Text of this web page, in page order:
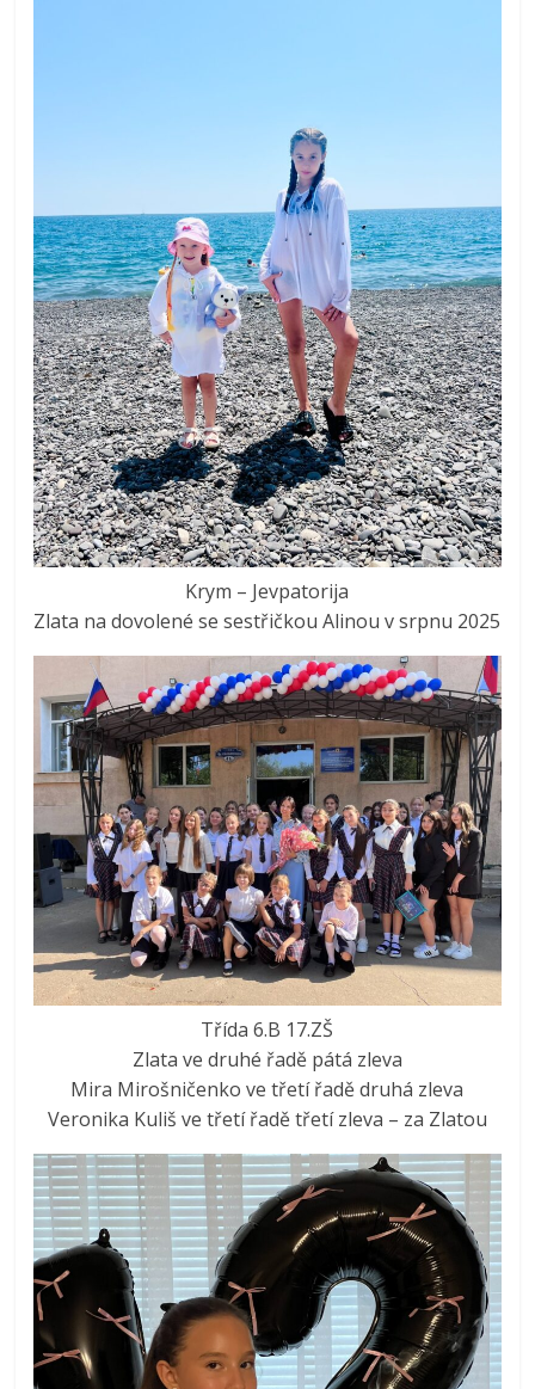
Krym – Jevpatorija
Zlata na dovolené se sestřičkou Alinou v srpnu 2025
Třída 6.B 17.ZŠ
Zlata ve druhé řadě pátá zleva
Mira Mirošničenko ve třetí řadě druhá zleva
Veronika Kuliš ve třetí řadě třetí zleva – za Zlatou